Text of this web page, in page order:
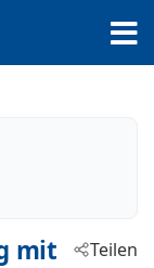
mit
Teilen